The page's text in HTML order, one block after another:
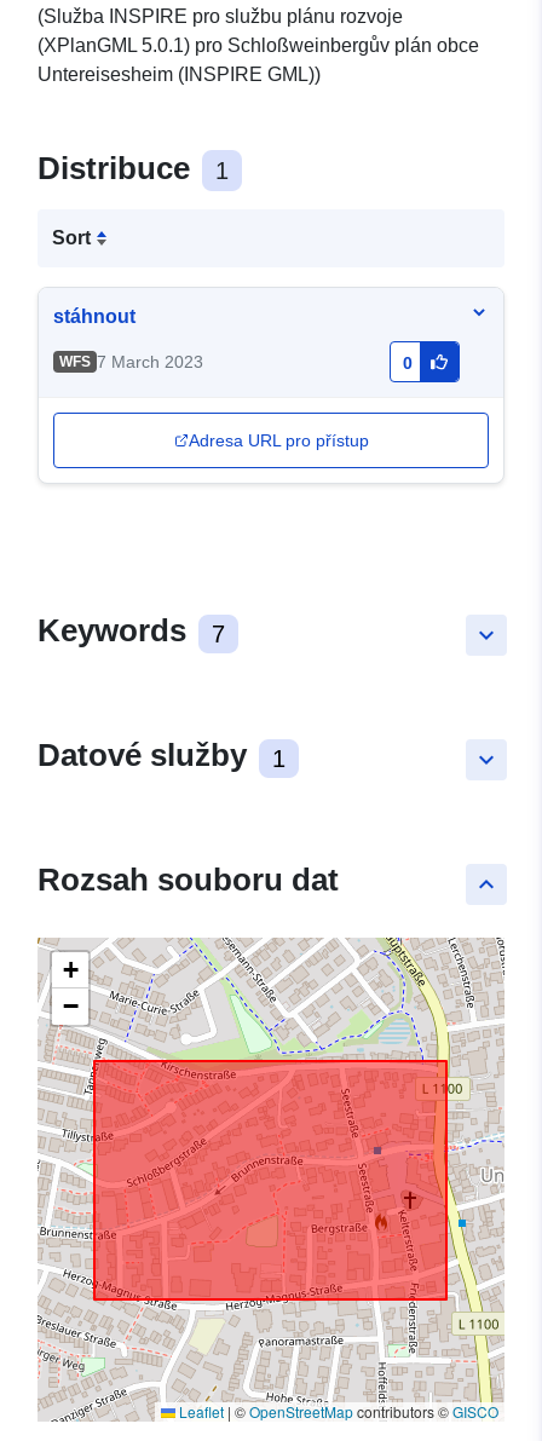
(Služba INSPIRE pro službu plánu rozvoje
(XPlanGML 5.0.1) pro Schloßweinbergův plán obce
Untereisesheim (INSPIRE GML))
Distribuce 1
Sort
stáhnout
WFS 7 March 2023 0
Adresa URL pro přístup
keyboard_arrow_down
Keywords 7
keyboard_arrow_down
Datové služby 1
keyboard_arrow_up
Rozsah souboru dat
+
−
Leaflet | ©OpenStreetMapcontributors ©GISCO